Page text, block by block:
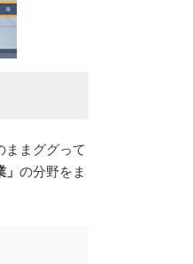
ままググって
」の分野をま